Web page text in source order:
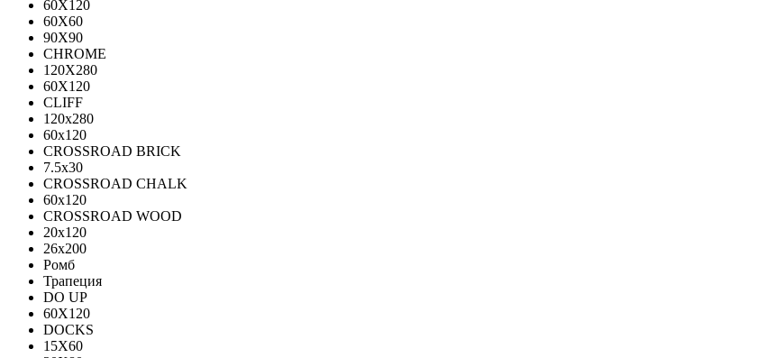
60Х120
60Х60
90Х90
CHROME
120X280
60X120
CLIFF
120x280
60x120
CROSSROAD BRICK
7.5х30
CROSSROAD CHALK
60х120
CROSSROAD WOOD
20х120
26х200
Ромб
Трапеция
DO UP
60X120
DOCKS
15X60